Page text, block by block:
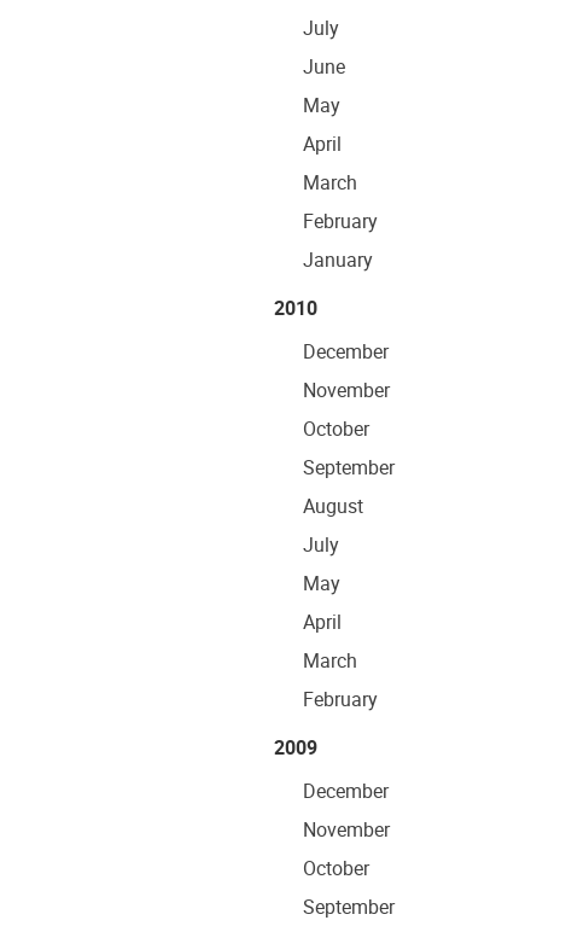
July
June
May
April
March
February
January
2010
December
November
October
September
August
July
May
April
March
February
2009
December
November
October
September